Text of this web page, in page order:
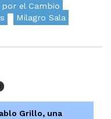
el Cambio
Milagro Sala
Grillo, una